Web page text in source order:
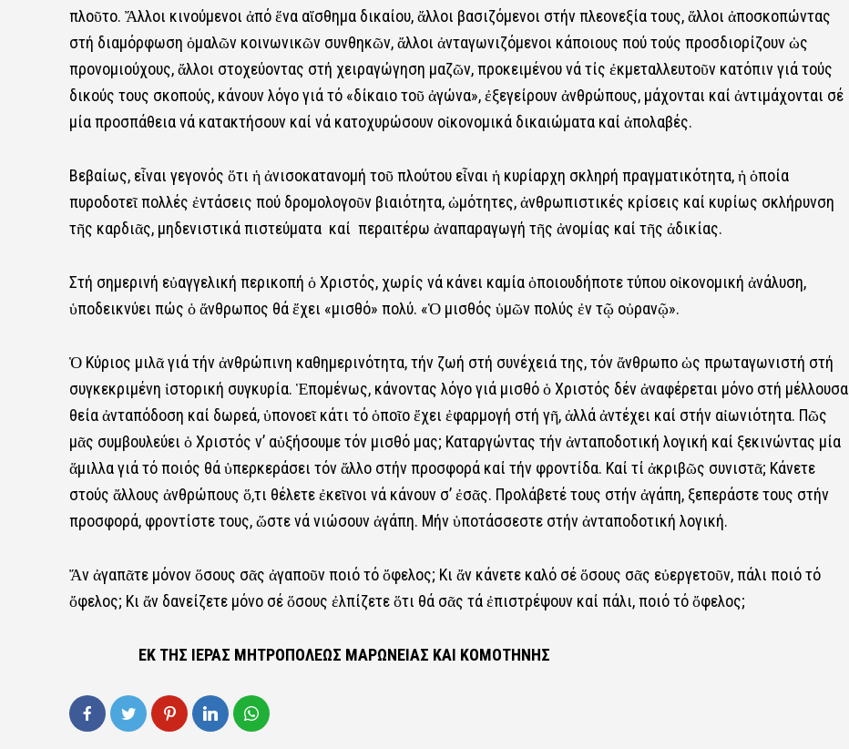
πλοῦτο. Ἄλλοι κινούμενοι ἀπό ἕνα αἴσθημα δικαίου, ἄλλοι βασιζόμενοι στήν πλεονεξία τους, ἄλλοι ἀποσκοπώντας
στή διαμόρφωση ὁμαλῶν κοινωνικῶν συνθηκῶν, ἄλλοι ἀνταγωνιζόμενοι κάποιους πού τούς προσδιορίζουν ὡς
προνομιούχους, ἄλλοι στοχεύοντας στή χειραγώγηση μαζῶν, προκειμένου νά τίς ἐκμεταλλευτοῦν κατόπιν γιά τούς
δικούς τους σκοπούς, κάνουν λόγο γιά τό «δίκαιο τοῦ ἀγώνα», ἐξεγείρουν ἀνθρώπους, μάχονται καί ἀντιμάχονται σέ
μία προσπάθεια νά κατακτήσουν καί νά κατοχυρώσουν οἰκονομικά δικαιώματα καί ἀπολαβές.
Βεβαίως, εἶναι γεγονός ὅτι ἡ ἀνισοκατανομή τοῦ πλούτου εἶναι ἡ κυρίαρχη σκληρή πραγματικότητα, ἡ ὁποία
πυροδοτεῖ πολλές ἐντάσεις πού δρομολογοῦν βιαιότητα, ὠμότητες, ἀνθρωπιστικές κρίσεις καί κυρίως σκλήρυνση
τῆς καρδιᾶς, μηδενιστικά πιστεύματα καί περαιτέρω ἀναπαραγωγή τῆς ἀνομίας καί τῆς ἀδικίας.
Στή σημερινή εὐαγγελική περικοπή ὁ Χριστός, χωρίς νά κάνει καμία ὁποιουδήποτε τύπου οἰκονομική ἀνάλυση,
ὑποδεικνύει πώς ὁ ἄνθρωπος θά ἔχει «μισθό» πολύ. «Ὁ μισθός ὑμῶν πολύς ἐν τῷ οὐρανῷ».
Ὁ Κύριος μιλᾶ γιά τήν ἀνθρώπινη καθημερινότητα, τήν ζωή στή συνέχειά της, τόν ἄνθρωπο ὡς πρωταγωνιστή στή
συγκεκριμένη ἱστορική συγκυρία. Ἑπομένως, κάνοντας λόγο γιά μισθό ὁ Χριστός δέν ἀναφέρεται μόνο στή μέλλουσα
θεία ἀνταπόδοση καί δωρεά, ὑπονοεῖ κάτι τό ὁποῖο ἔχει ἐφαρμογή στή γῆ, ἀλλά ἀντέχει καί στήν αἰωνιότητα. Πῶς
μᾶς συμβουλεύει ὁ Χριστός ν’ αὐξήσουμε τόν μισθό μας; Καταργώντας τήν ἀνταποδοτική λογική καί ξεκινώντας μία
ἅμιλλα γιά τό ποιός θά ὑπερκεράσει τόν ἄλλο στήν προσφορά καί τήν φροντίδα. Καί τί ἀκριβῶς συνιστᾶ; Κάνετε
στούς ἄλλους ἀνθρώπους ὅ,τι θέλετε ἐκεῖνοι νά κάνουν σ’ ἐσᾶς. Προλάβετέ τους στήν ἀγάπη, ξεπεράστε τους στήν
προσφορά, φροντίστε τους, ὥστε νά νιώσουν ἀγάπη. Μήν ὑποτάσσεστε στήν ἀνταποδοτική λογική.
Ἄν ἀγαπᾶτε μόνον ὅσους σᾶς ἀγαποῦν ποιό τό ὄφελος; Κι ἄν κάνετε καλό σέ ὅσους σᾶς εὐεργετοῦν, πάλι ποιό τό
ὄφελος; Κι ἄν δανείζετε μόνο σέ ὅσους ἐλπίζετε ὅτι θά σᾶς τά ἐπιστρέψουν καί πάλι, ποιό τό ὄφελος;
ΕΚ ΤΗΣ ΙΕΡΑΣ ΜΗΤΡΟΠΟΛΕΩΣ ΜΑΡΩΝΕΙΑΣ ΚΑΙ ΚΟΜΟΤΗΝΗΣ